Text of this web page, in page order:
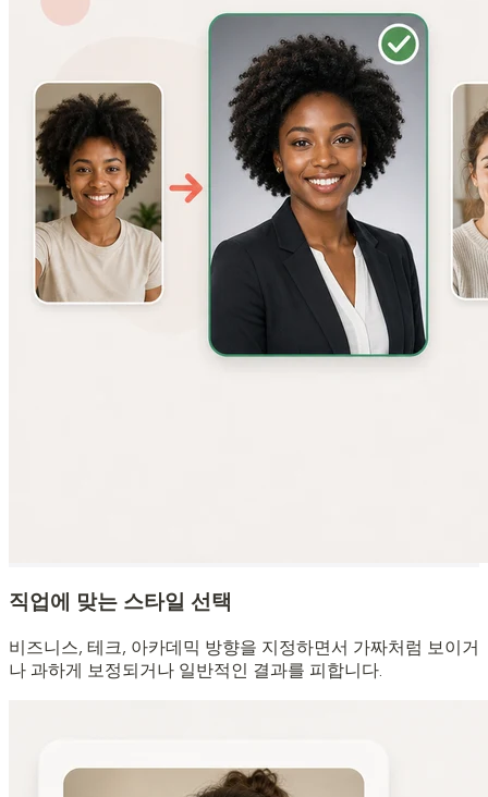
직업에 맞는 스타일 선택
비즈니스, 테크, 아카데믹 방향을 지정하면서 가짜처럼 보이거
나 과하게 보정되거나 일반적인 결과를 피합니다.